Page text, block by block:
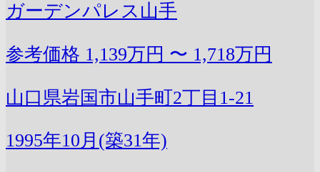
ガーデンパレス山手
参考価格 1,139万円 〜 1,718万円
山口県岩国市山手町2丁目1-21
1995年10月(築31年)